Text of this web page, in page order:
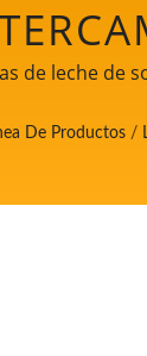
de leche de
De Productos /